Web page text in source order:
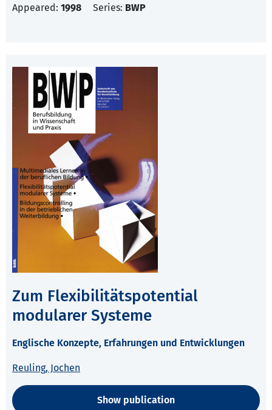
Appeared: 1998 Series: BWP
Zum Flexibilitätspotential
modularer Systeme
Englische Konzepte, Erfahrungen und Entwicklungen
Reuling, Jochen
Show publication